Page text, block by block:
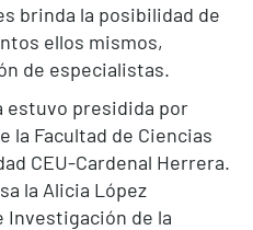
brinda la posibilidad de
ellos mismos,
de especialistas.
estuvo presidida por
la Facultad de Ciencias
CEU-Cardenal Herrera.
la Alicia López
Investigación de la